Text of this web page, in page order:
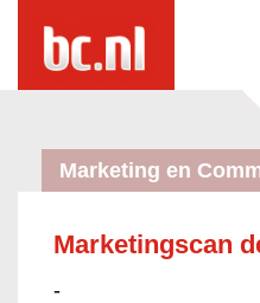
Marketing en
Marketingscan
-